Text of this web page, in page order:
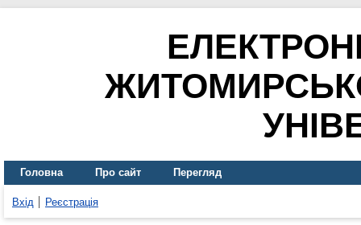
Головна Про сайт Перегляд
Вхід Реєстрація